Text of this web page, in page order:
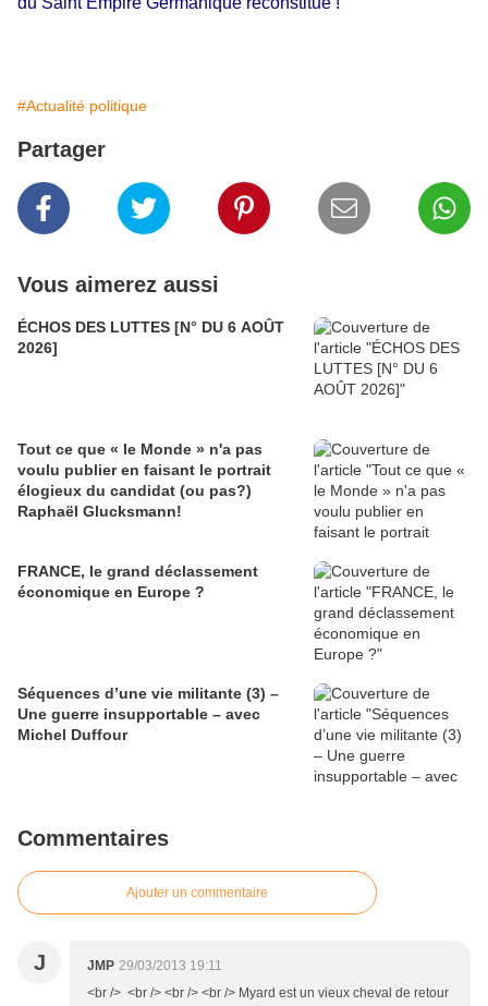
#Actualité politique
Partager
Vous aimerez aussi
ÉCHOS DES LUTTES [N° DU 6 AOÛT
2026]
Tout ce que « le Monde » n'a pas
voulu publier en faisant le portrait
élogieux du candidat (ou pas?)
Raphaël Glucksmann!
FRANCE, le grand déclassement
économique en Europe ?
Séquences d’une vie militante (3) –
Une guerre insupportable – avec
Michel Duffour
Commentaires
Ajouter un commentaire
J JMP 29/03/2013 19:11
<br /> <br /> <br /> <br /> Myard est un vieux cheval de retour